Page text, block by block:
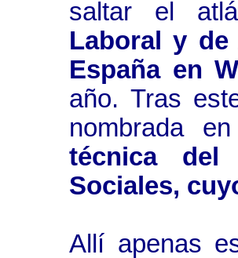
saltar el
Laboral y de
España en
año. Tras
nombrada
técnica del
Sociales,
Allí apenas